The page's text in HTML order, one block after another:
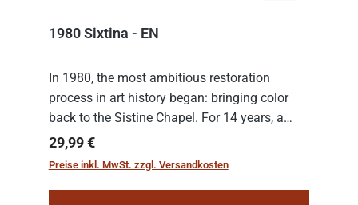
1980 Sixtina - EN
In 1980, the most ambitious restoration
process in art history began: bringing color
back to the Sistine Chapel. For 14 years, a
team of experts from the Vatican undertook
the meticulous job of cleaning and
Regulärer Preis:
29,99 €
Preise inkl. MwSt. zzgl. Versandkosten